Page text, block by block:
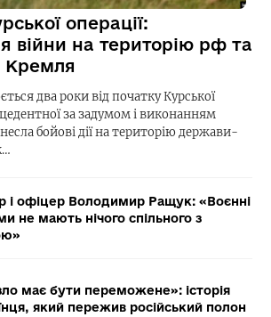
операції:
війни на територію рф та
Кремля
два роки від початку Курської
за задумом і виконанням
бойові дії на територію держави-
і офіцер Володимир Ращук: «Воєнні
не мають нічого спільного з
має бути переможене»: історія
який пережив російський полон